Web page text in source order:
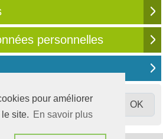
pour améliorer
site. En savoir plus
personnelles